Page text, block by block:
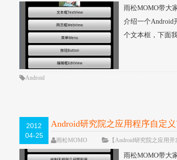
雨松MOMO带大
介绍一个Android
个文本框，下面
Android
2012
04-25
Android研究院之应用程序自定义
雨松MOMO 【Android研究院之应用开
雨松MOMO带大